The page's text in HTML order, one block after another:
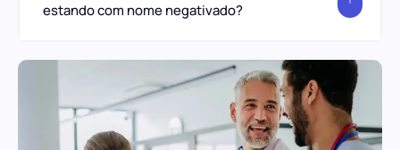
estando com nome negativado?